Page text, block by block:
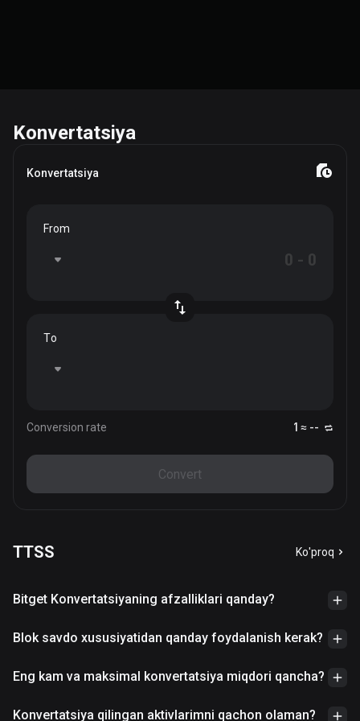
Konvertatsiya
Konvertatsiya
From
To
Conversion rate 1 ≈ --
Convert
TTSS Ko'proq
Bitget Konvertatsiyaning afzalliklari qanday?
Blok savdo xususiyatidan qanday foydalanish kerak?
Eng kam va maksimal konvertatsiya miqdori qancha?
Konvertatsiya qilingan aktivlarimni qachon olaman?